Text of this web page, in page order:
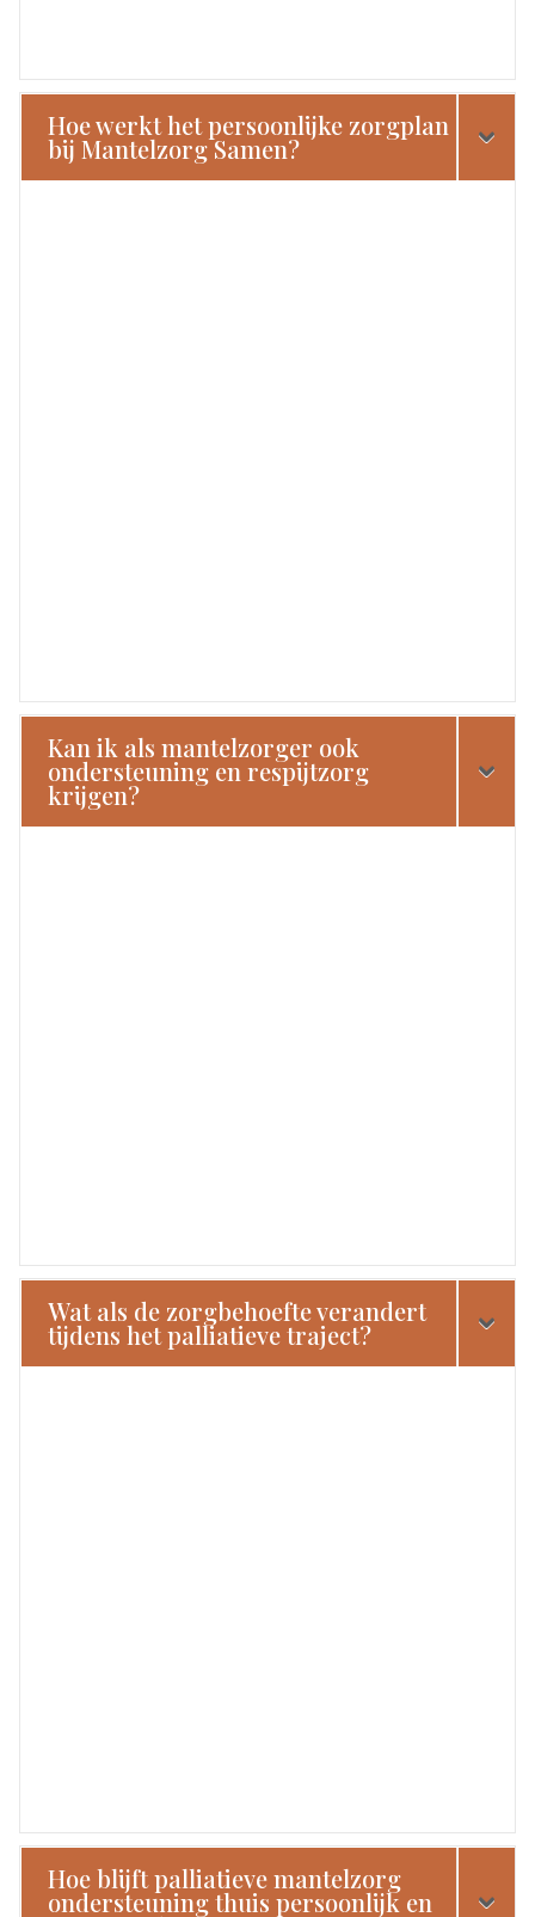
Hoe werkt het persoonlijke zorgplan
bij Mantelzorg Samen?
Kan ik als mantelzorger ook
ondersteuning en respijtzorg
krijgen?
Wat als de zorgbehoefte verandert
tijdens het palliatieve traject?
Hoe blijft palliatieve mantelzorg
ondersteuning thuis persoonlijk en